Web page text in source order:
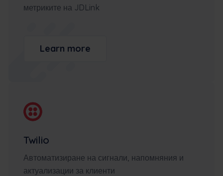
метриките на JDLink
Learn more
Twilio
Автоматизиране на сигнали, напомняния и
актуализации за клиенти